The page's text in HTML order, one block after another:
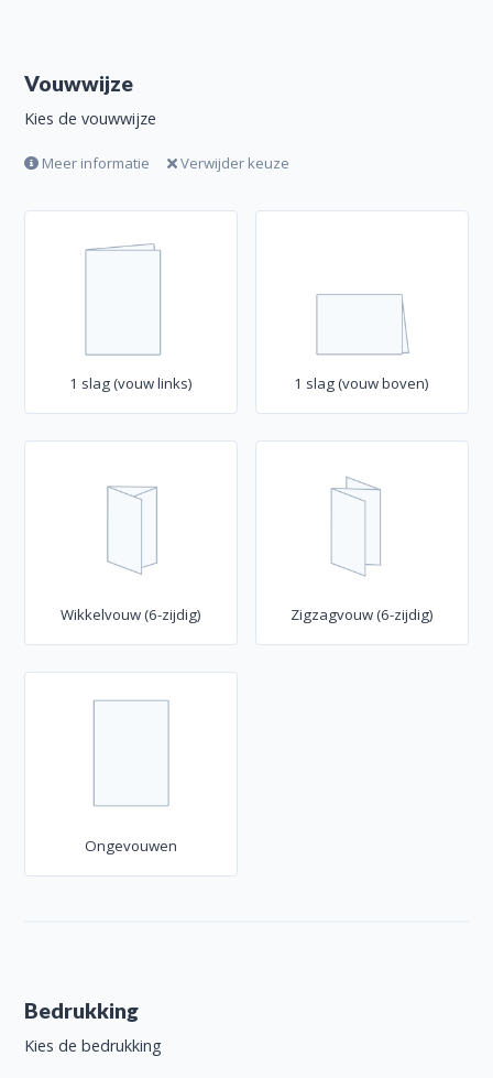
Vouwwijze
Kies de vouwwijze
Meer informatie Verwijder keuze
1 slag (vouw links) 1 slag (vouw boven)
Wikkelvouw (6-zijdig) Zigzagvouw (6-zijdig)
Ongevouwen
Bedrukking
Kies de bedrukking